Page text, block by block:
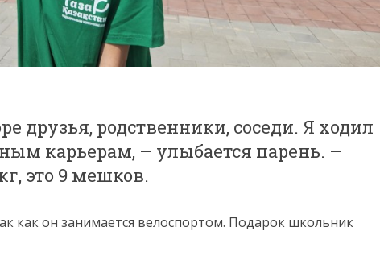
друзья, родственники, соседи. Я ходил
карьерам, – улыбается парень. –
это 9 мешков.
как он занимается велоспортом. Подарок школьник